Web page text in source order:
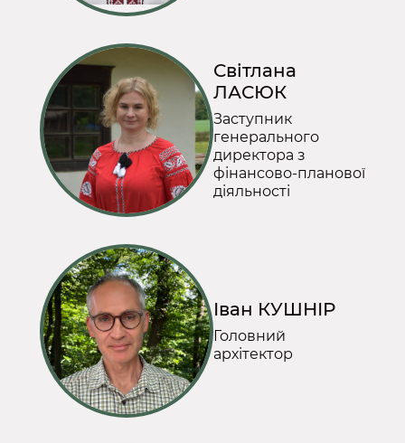
Світлана
ЛАСЮК
Заступник
генерального
директора з
фінансово-планової
діяльності
Іван КУШНІР
Головний
архітектор